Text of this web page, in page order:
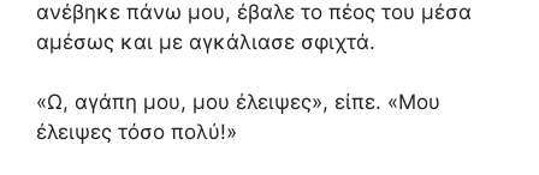
ανέβηκε πάνω μου, έβαλε το πέος του μέσα
αμέσως και με αγκάλιασε σφιχτά.
«Ω, αγάπη μου, μου έλειψες», είπε. «Μου
έλειψες τόσο πολύ!»